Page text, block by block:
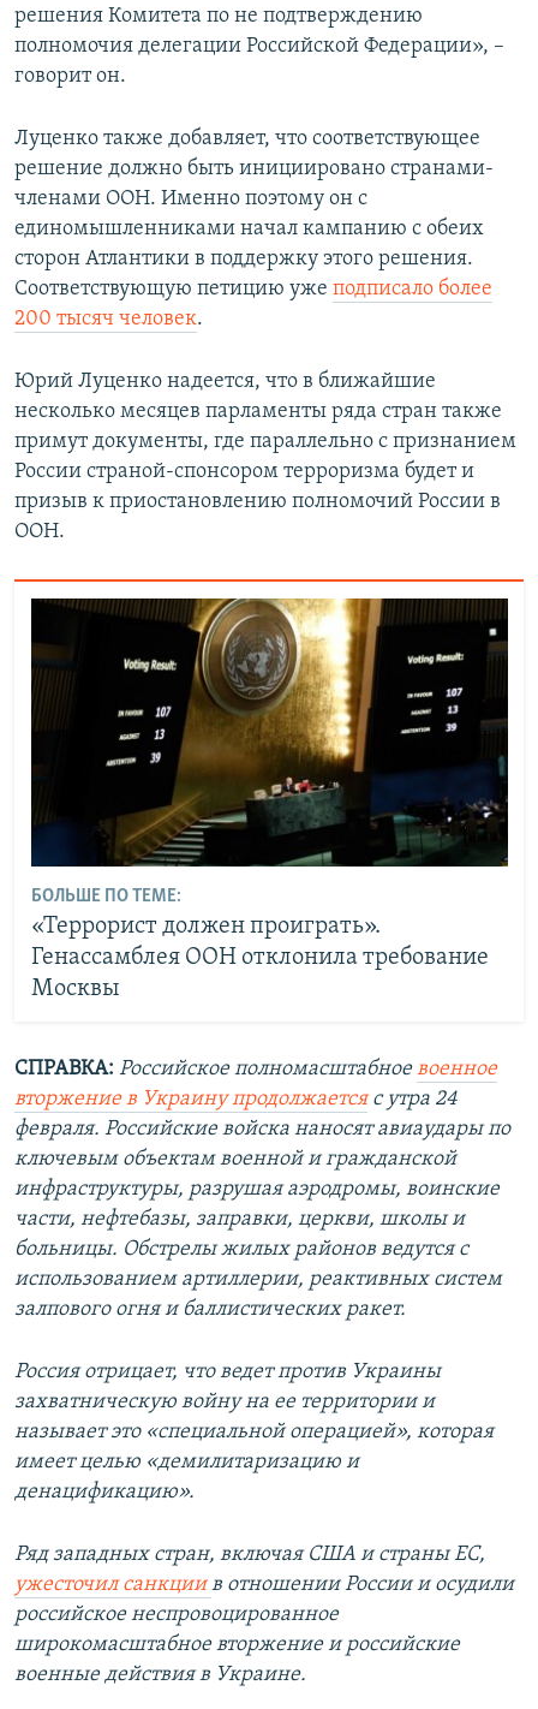
решения Комитета по не подтверждению
полномочия делегации Российской Федерации», –
говорит он.
Луценко также добавляет, что соответствующее
решение должно быть инициировано странами-
членами ООН. Именно поэтому он с
единомышленниками начал кампанию с обеих
сторон Атлантики в поддержку этого решения.
Соответствующую петицию уже подписало более
200 тысяч человек.
Юрий Луценко надеется, что в ближайшие
несколько месяцев парламенты ряда стран также
примут документы, где параллельно с признанием
России страной-спонсором терроризма будет и
призыв к приостановлению полномочий России в
ООН.
БОЛЬШЕ ПО ТЕМЕ:
«Террорист должен проиграть».
Генассамблея ООН отклонила требование
Москвы
СПРАВКА: Российское полномасштабноевоенное
вторжение в Украину продолжаетсяс утра 24
февраля. Российские войска наносят авиаудары по
ключевым объектам военной и гражданской
инфраструктуры, разрушая аэродромы, воинские
части, нефтебазы, заправки, церкви, школы и
больницы. Обстрелы жилых районов ведутся с
использованием артиллерии, реактивных систем
залпового огня и баллистических ракет.
Россия отрицает, что ведет против Украины
захватническую войну на ее территории и
называет это «специальной операцией», которая
имеет целью «демилитаризацию и
денацификацию».
Ряд западных стран, включая США и страны ЕС,
ужесточил санкциив отношении России и осудили
российское неспровоцированное
широкомасштабное вторжение и российские
военные действия в Украине.